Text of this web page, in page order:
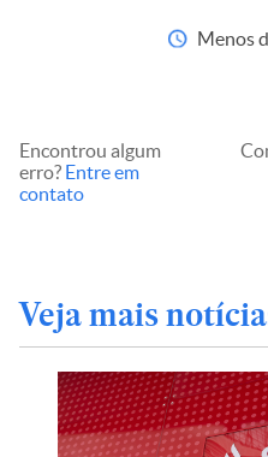
Menos
Encontrou algum
erro? Entre em
contato
Veja mais